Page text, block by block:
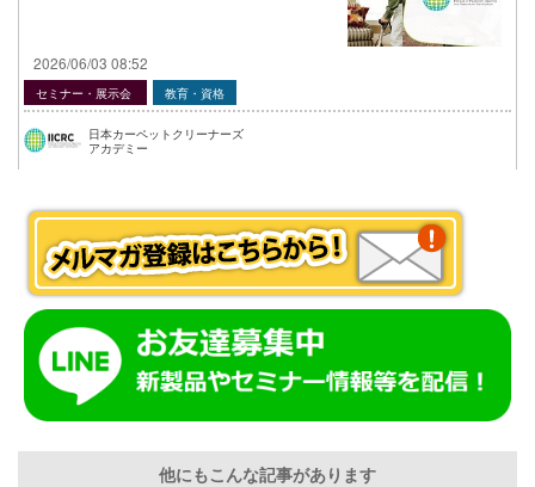
2026/06/03 08:52
セミナー・展示会 教育・資格
日本カーペットクリーナーズ
アカデミー
他にもこんな記事があります